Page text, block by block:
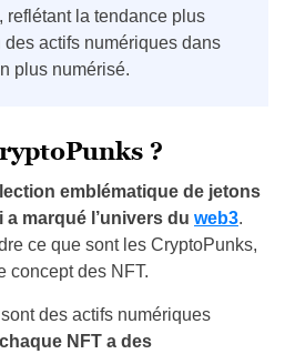
reflétant la tendance plus
des actifs numériques dans
plus numérisé.
?
emblématique de jetons
marqué l’univers du web3.
ce que sont les CryptoPunks,
concept des NFT.
des actifs numériques
chaque NFT a des